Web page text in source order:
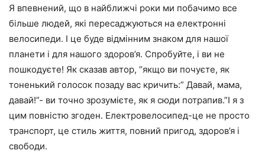
Я впевнений, що в найближчі роки ми побачимо все
більше людей, які пересаджуються на електронні
велосипеди. І це буде відмінним знаком для нашої
планети і для нашого здоров’я. Спробуйте, і ви не
пошкодуєте! Як сказав автор, “якщо ви почуєте, як
тоненький голосок позаду вас кричить:” Давай, мама,
давай!”- ви точно зрозумієте, як я сюди потрапив.”І я з
цим повністю згоден. Електровелосипед-це не просто
транспорт, це стиль життя, повний пригод, здоров’я і
свободи.